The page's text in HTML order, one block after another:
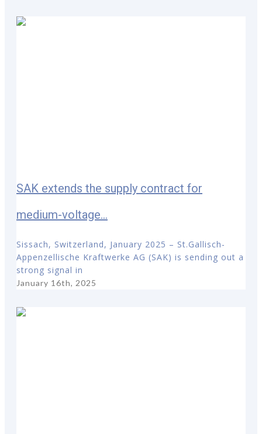
SAK extends the supply contract for
medium-voltage...
Sissach, Switzerland, January 2025 – St.Gallisch-
Appenzellische Kraftwerke AG (SAK) is sending out a
strong signal in
January 16th, 2025